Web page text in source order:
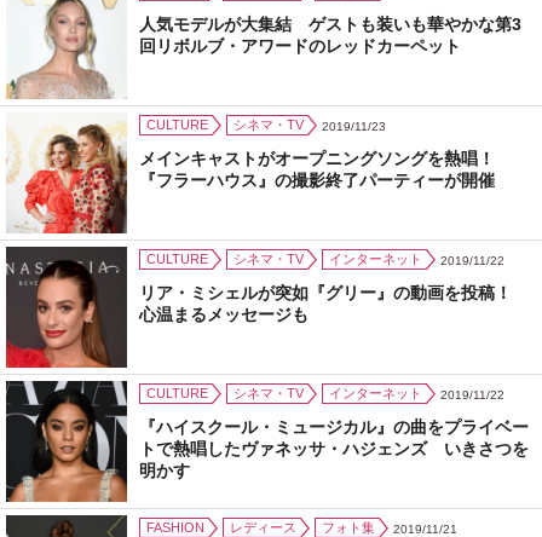
人気モデルが大集結 ゲストも装いも華やかな第3
回リボルブ・アワードのレッドカーペット
CULTURE シネマ・TV 2019/11/23
メインキャストがオープニングソングを熱唱！
『フラーハウス』の撮影終了パーティーが開催
CULTURE シネマ・TV インターネット 2019/11/22
リア・ミシェルが突如『グリー』の動画を投稿！
心温まるメッセージも
CULTURE シネマ・TV インターネット 2019/11/22
『ハイスクール・ミュージカル』の曲をプライベー
トで熱唱したヴァネッサ・ハジェンズ いきさつを
明かす
FASHION レディース フォト集 2019/11/21